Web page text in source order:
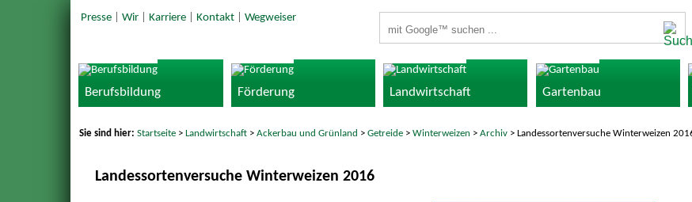
Presse| Wir| Karriere| Kontakt| Wegweiser
Berufsbildung Förderung Landwirtschaft Gartenbau
Sie sind hier:Startseite >Landwirtschaft >Ackerbau und Grünland >Getreide >Winterweizen >Archiv > Landessortenversuche Winterweizen
Landessortenversuche Winterweizen 2016